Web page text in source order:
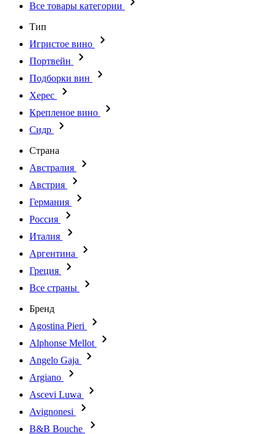
Все товары категории
Тип
Игристое вино
Портвейн
Подборки вин
Херес
Крепленое вино
Сидр
Страна
Австралия
Австрия
Германия
Россия
Италия
Аргентина
Греция
Все страны
Бренд
Agostina Pieri
Alphonse Mellot
Angelo Gaja
Argiano
Ascevi Luwa
Avignonesi
B&B Bouche